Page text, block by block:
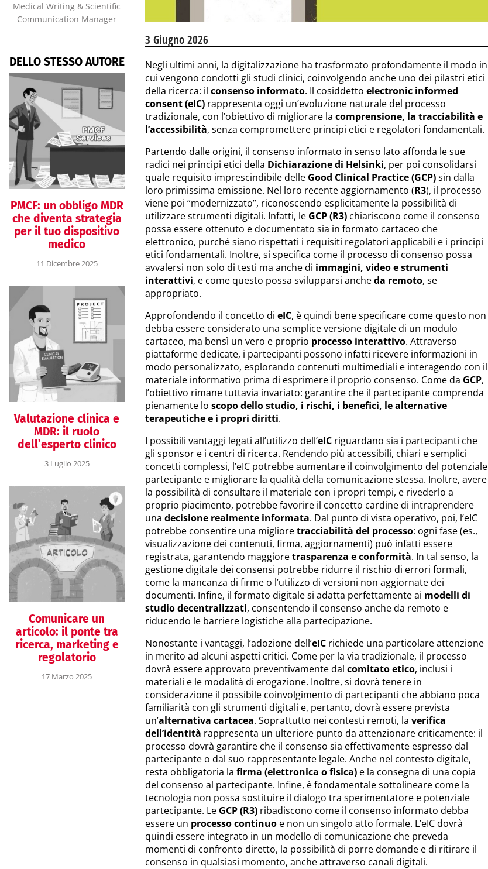
Medical Writing & Scientific
Communication Manager
DELLO STESSO AUTORE
PMCF: un obbligo MDR
che diventa strategia
per il tuo dispositivo
medico
11 Dicembre 2025
Valutazione clinica e
MDR: il ruolo
dell’esperto clinico
3 Luglio 2025
Comunicare un
articolo: il ponte tra
ricerca, marketing e
regolatorio
17 Marzo 2025
3 Giugno 2026
Negli ultimi anni, la digitalizzazione ha trasformato profondamente il modo in
cui vengono condotti gli studi clinici, coinvolgendo anche uno dei pilastri etici
della ricerca: il consenso informato. Il cosiddetto electronic informed
consent (eIC) rappresenta oggi un’evoluzione naturale del processo
tradizionale, con l’obiettivo di migliorare la comprensione, la tracciabilità e
l’accessibilità, senza compromettere principi etici e regolatori fondamentali.
Partendo dalle origini, il consenso informato in senso lato affonda le sue
radici nei principi etici della Dichiarazione di Helsinki, per poi consolidarsi
quale requisito imprescindibile delle Good Clinical Practice (GCP)sin dalla
loro primissima emissione. Nel loro recente aggiornamento (R3), il processo
viene poi “modernizzato”, riconoscendo esplicitamente la possibilità di
utilizzare strumenti digitali. Infatti, le GCP (R3) chiariscono come il consenso
possa essere ottenuto e documentato sia in formato cartaceo che
elettronico, purché siano rispettati i requisiti regolatori applicabili e i principi
etici fondamentali. Inoltre, si specifica come il processo di consenso possa
avvalersi non solo di testi ma anche di immagini, video e strumenti
interattivi, e come questo possa svilupparsi ancheda remoto, se
appropriato.
Approfondendo il concetto di eIC, è quindi bene specificare come questo non
debba essere considerato una semplice versione digitale di un modulo
cartaceo, ma bensì un vero e proprio processo interattivo. Attraverso
piattaforme dedicate, i partecipanti possono infatti ricevere informazioni in
modo personalizzato, esplorando contenuti multimediali e interagendo con il
materiale informativo prima di esprimere il proprio consenso. Come da GCP,
l’obiettivo rimane tuttavia invariato: garantire che il partecipante comprenda
pienamente lo scopo dello studio, i rischi, i benefici, le alternative
terapeutiche e i propri diritti.
I possibili vantaggi legati all’utilizzo dell’eIC riguardano sia i partecipanti che
gli sponsor e i centri di ricerca. Rendendo più accessibili, chiari e semplici
concetti complessi, l’eIC potrebbe aumentare il coinvolgimento del potenziale
partecipante e migliorare la qualità della comunicazione stessa. Inoltre, avere
la possibilità di consultare il materiale con i propri tempi, e rivederlo a
proprio piacimento, potrebbe favorire il concetto cardine di intraprendere
una decisione realmente informata. Dal punto di vista operativo, poi, l’eIC
potrebbe consentire una miglioretracciabilità del processo: ogni fase (es.,
visualizzazione dei contenuti, firma, aggiornamenti) può infatti essere
registrata, garantendo maggioretrasparenza e conformità. In tal senso, la
gestione digitale dei consensi potrebbe ridurre il rischio di errori formali,
come la mancanza di firme o l’utilizzo di versioni non aggiornate dei
documenti. Infine, il formato digitale si adatta perfettamente ai modelli di
studio decentralizzati, consentendo il consenso anche da remoto e
riducendo le barriere logistiche alla partecipazione.
Nonostante i vantaggi, l’adozione dell’eIC richiede una particolare attenzione
in merito ad alcuni aspetti critici. Come per la via tradizionale, il processo
dovrà essere approvato preventivamente dal comitato etico, inclusi i
materiali e le modalità di erogazione. Inoltre, si dovrà tenere in
considerazione il possibile coinvolgimento di partecipanti che abbiano poca
familiarità con gli strumenti digitali e, pertanto, dovrà essere prevista
un’alternativa cartacea. Soprattutto nei contesti remoti, la verifica
dell’identità rappresenta un ulteriore punto da attenzionare criticamente: il
processo dovrà garantire che il consenso sia effettivamente espresso dal
partecipante o dal suo rappresentante legale. Anche nel contesto digitale,
resta obbligatoria la firma (elettronica o fisica) e la consegna di una copia
del consenso al partecipante. Infine, è fondamentale sottolineare come la
tecnologia non possa sostituire il dialogo tra sperimentatore e potenziale
partecipante. Le GCP (R3) ribadiscono come il consenso informato debba
essere un processo continuo e non un singolo atto formale. L’eIC dovrà
quindi essere integrato in un modello di comunicazione che preveda
momenti di confronto diretto, la possibilità di porre domande e di ritirare il
consenso in qualsiasi momento, anche attraverso canali digitali.